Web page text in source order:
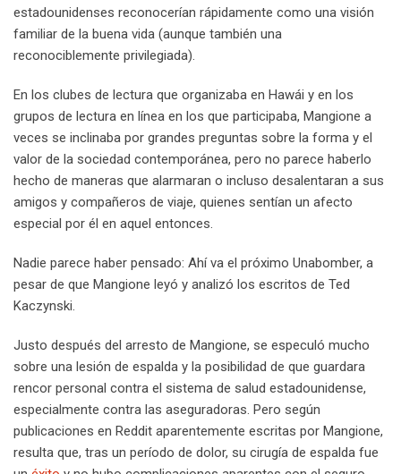
estadounidenses reconocerían rápidamente como una visión
familiar de la buena vida (aunque también una
reconociblemente privilegiada).
En los clubes de lectura que organizaba en Hawái y en los
grupos de lectura en línea en los que participaba, Mangione a
veces se inclinaba por grandes preguntas sobre la forma y el
valor de la sociedad contemporánea, pero no parece haberlo
hecho de maneras que alarmaran o incluso desalentaran a sus
amigos y compañeros de viaje, quienes sentían un afecto
especial por él en aquel entonces.
Nadie parece haber pensado: Ahí va el próximo Unabomber, a
pesar de que Mangione leyó y analizó los escritos de Ted
Kaczynski.
Justo después del arresto de Mangione, se especuló mucho
sobre una lesión de espalda y la posibilidad de que guardara
rencor personal contra el sistema de salud estadounidense,
especialmente contra las aseguradoras. Pero según
publicaciones en Reddit aparentemente escritas por Mangione,
resulta que, tras un período de dolor, su cirugía de espalda fue